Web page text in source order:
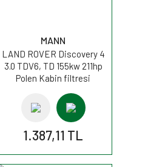
MANN
LAND ROVER Discovery 4
3.0 TDV6, TD 155kw 211hp
Polen Kabin filtresi
1.387,11 TL